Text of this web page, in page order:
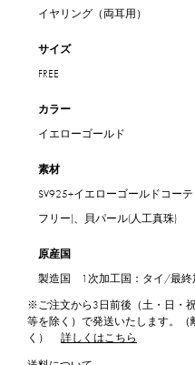
イヤリング（両耳用）
サイズ
FREE
カラー
イエローゴールド
素材
SV925+イエローゴールドコー
フリー)、貝パール(人工真珠)
原産国
製造国 1次加工国：タイ/最終
※ご注文から3日前後（土・日・
等を除く）で発送いたします。
く）
詳しくはこちら